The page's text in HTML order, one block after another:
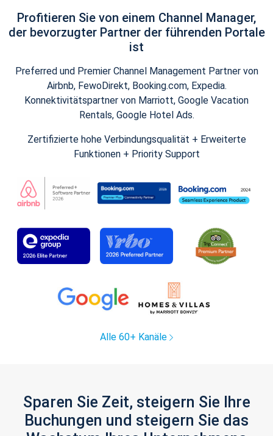
Profitieren Sie von einem Channel Manager,
der bevorzugter Partner der führenden Portale
ist
Preferred und Premier Channel Management Partner von
Airbnb, FewoDirekt, Booking.com, Expedia.
Konnektivitätspartner von Marriott, Google Vacation
Rentals, Google Hotel Ads.
Zertifizierte hohe Verbindungsqualität + Erweiterte
Funktionen + Priority Support
Alle 60+ Kanäle
Sparen Sie Zeit, steigern Sie Ihre
Buchungen und steigern Sie das